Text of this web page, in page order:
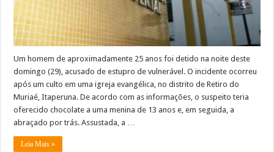
Um homem de aproximadamente 25 anos foi detido na noite deste
domingo (29), acusado de estupro de vulnerável. O incidente ocorreu
após um culto em uma igreja evangélica, no distrito de Retiro do
Muriaé, Itaperuna. De acordo com as informações, o suspeito teria
oferecido chocolate a uma menina de 13 anos e, em seguida, a
abraçado por trás. Assustada, a …
Leia Mais »